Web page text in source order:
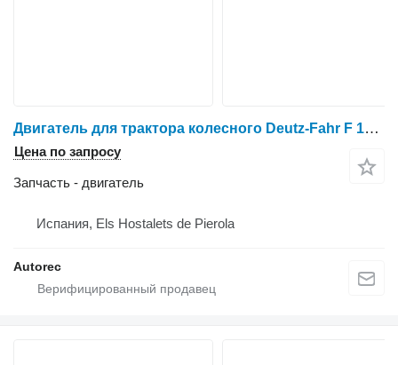
Двигатель для трактора колесного Deutz-Fahr F 12L 413
Цена по запросу
Запчасть - двигатель
Испания, Els Hostalets de Pierola
Autorec